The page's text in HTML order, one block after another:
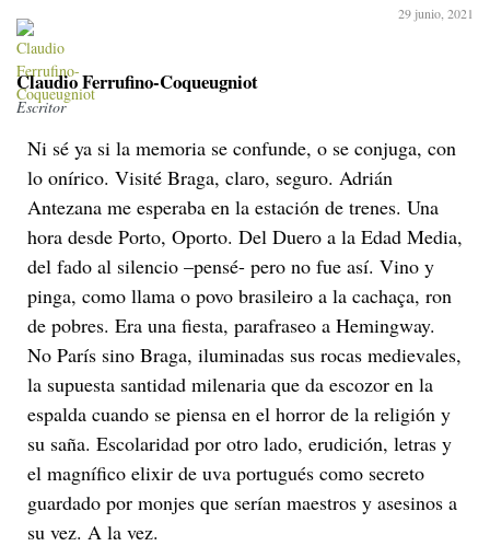
29 junio, 2021
Claudio Ferrufino-Coqueugniot
Escritor
Ni sé ya si la memoria se confunde, o se conjuga, con
lo onírico. Visité Braga, claro, seguro. Adrián
Antezana me esperaba en la estación de trenes. Una
hora desde Porto, Oporto. Del Duero a la Edad Media,
del fado al silencio –pensé- pero no fue así. Vino y
pinga, como llama o povo brasileiro a la cachaça, ron
de pobres. Era una fiesta, parafraseo a Hemingway.
No París sino Braga, iluminadas sus rocas medievales,
la supuesta santidad milenaria que da escozor en la
espalda cuando se piensa en el horror de la religión y
su saña. Escolaridad por otro lado, erudición, letras y
el magnífico elixir de uva portugués como secreto
guardado por monjes que serían maestros y asesinos a
su vez. A la vez.